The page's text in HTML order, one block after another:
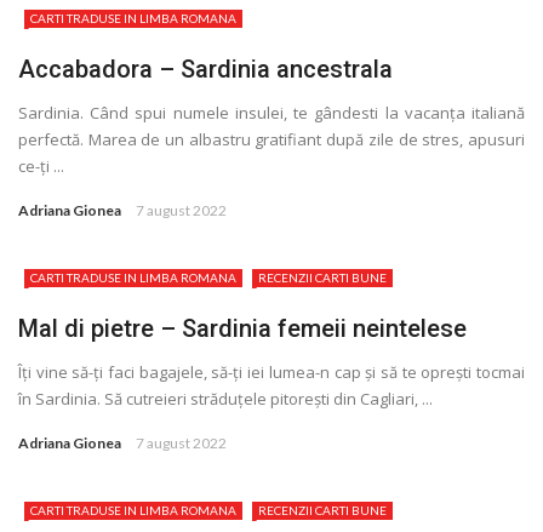
CARTI TRADUSE IN LIMBA ROMANA
Accabadora – Sardinia ancestrala
Sardinia. Când spui numele insulei, te gândesti la vacanţa italiană
perfectă. Marea de un albastru gratifiant după zile de stres, apusuri
ce-ţi ...
Adriana Gionea 7 august 2022
CARTI TRADUSE IN LIMBA ROMANA RECENZII CARTI BUNE
Mal di pietre – Sardinia femeii neintelese
Îţi vine să-ţi faci bagajele, să-ţi iei lumea-n cap și să te oprești tocmai
în Sardinia. Să cutreieri străduţele pitorești din Cagliari, ...
Adriana Gionea 7 august 2022
CARTI TRADUSE IN LIMBA ROMANA RECENZII CARTI BUNE